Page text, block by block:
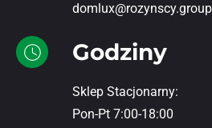
domlux@rozynscy.group
Godziny
Sklep Stacjonarny:
Pon-Pt 7:00-18:00